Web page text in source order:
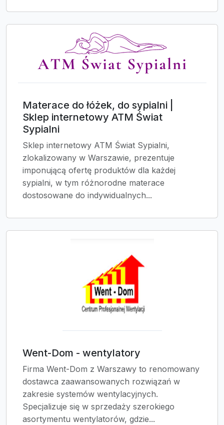
Materace do łóżek, do sypialni |
Sklep internetowy ATM Świat
Sypialni
Sklep internetowy ATM Świat Sypialni,
zlokalizowany w Warszawie, prezentuje
imponującą ofertę produktów dla każdej
sypialni, w tym różnorodne materace
dostosowane do indywidualnych...
Went-Dom - wentylatory
Firma Went-Dom z Warszawy to renomowany
dostawca zaawansowanych rozwiązań w
zakresie systemów wentylacyjnych.
Specjalizuje się w sprzedaży szerokiego
asortymentu wentylatorów, gdzie...